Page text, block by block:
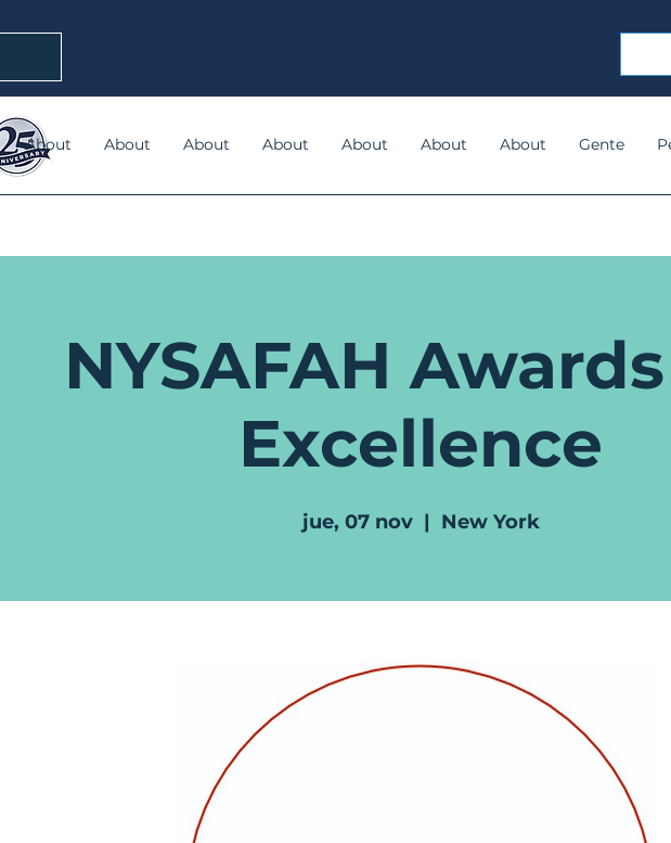
About About About About About About About Gente
NYSAFAH
Excellence
jue, 07 nov
  |
New York